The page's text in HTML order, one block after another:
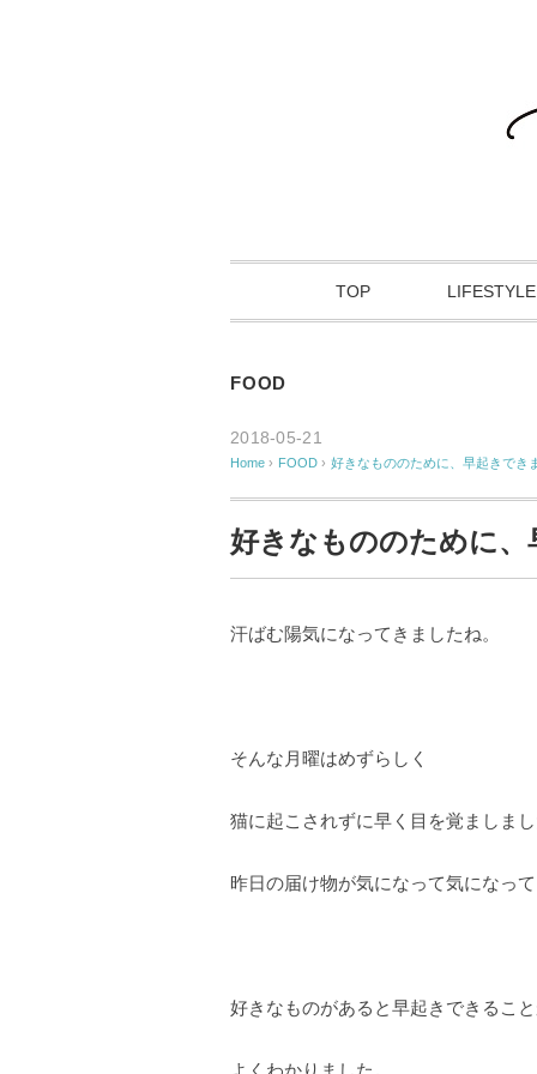
TOP LIFESTYLE
FOOD
2018-05-21
Home › FOOD › 好きなもののために、早起きでき
好きなもののために、
汗ばむ陽気になってきましたね。
そんな月曜はめずらしく
猫に起こされずに早く目を覚ましまし
昨日の届け物が気になって気になっ
好きなものがあると早起きできるこ
よくわかりました。